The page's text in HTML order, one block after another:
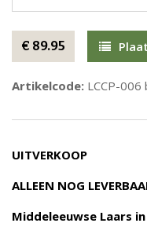
€ 89.95
Artikelcode: LCCP-006
UITVERKOOP
ALLEEN NOG
Middeleeuwse Laars